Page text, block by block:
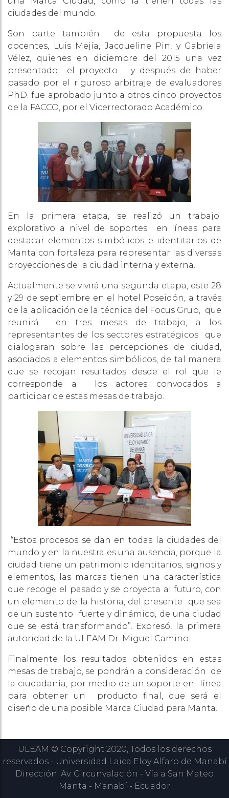
ciudades del mundo.
Son parte también de esta propuesta los
docentes, Luis Mejía, Jacqueline Pin, y Gabriela
Vélez, quienes en diciembre del 2015 una vez
presentado el proyecto y después de haber
pasado por el riguroso arbitraje de evaluadores
PhD. fue aprobado junto a otros cinco proyectos
de la FACCO, por el Vicerrectorado Académico.
En la primera etapa, se realizó un trabajo
explorativo a nivel de soportes en líneas para
destacar elementos simbólicos e identitarios de
Manta con fortaleza para representar las diversas
proyecciones de la ciudad interna y externa.
Actualmente se vivirá una segunda etapa, este 28
y 29 de septiembre en el hotel Poseidón, a través
de la aplicación de la técnica del Focus Grup, que
reunirá en tres mesas de trabajo, a los
representantes de los sectores estratégicos que
dialogaran sobre las percepciones de ciudad,
asociados a elementos simbólicos, de tal manera
que se recojan resultados desde el rol que le
corresponde a los actores convocados a
participar de estas mesas de trabajo.
“Estos procesos se dan en todas la ciudades del
mundo y en la nuestra es una ausencia, porque la
ciudad tiene un patrimonio identitarios, signos y
elementos, las marcas tienen una característica
que recoge el pasado y se proyecta al futuro, con
un elemento de la historia, del presente que sea
de un sustento fuerte y dinámico, de una ciudad
que se está transformando”. Expresó, la primera
autoridad de la ULEAM Dr. Miguel Camino.
Finalmente los resultados obtenidos en estas
mesas de trabajo, se pondrán a consideración de
la ciudadanía, por medio de un soporte en línea
para obtener un producto final, que será el
diseño de una posible Marca Ciudad para Manta.
ULEAM © Copyright 2020, Todos los derechos
reservados - Universidad Laica Eloy Alfaro de Manabí
Dirección: Av. Circunvalación - Vía a San Mateo
Manta - Manabí - Ecuador